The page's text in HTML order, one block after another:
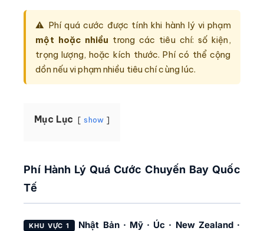
⚠ Phí quá cước được tính khi hành lý vi phạm
một hoặc nhiều trong các tiêu chí: số kiện,
trọng lượng, hoặc kích thước. Phí có thể cộng
dồn nếu vi phạm nhiều tiêu chí cùng lúc.
Mục Lục show
Phí Hành Lý Quá Cước Chuyến Bay Quốc
Tế
KHU VỰC 1
Nhật Bản · Mỹ · Úc · New Zealand ·